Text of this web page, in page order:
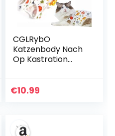
CGLRybO
Katzenbody Nach
Op Kastration
chirurgisches
Katzen
€10.99